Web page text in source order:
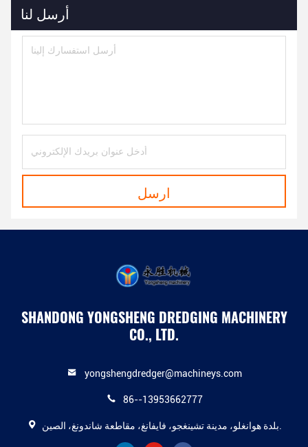
أرسل لنا
ارسل
SHANDONG YONGSHENG DREDGING MACHINERY
CO., LTD.
yongshengdredger@machineys.com
86--13953662777
بلدة هوانغلو، مدينة تشينغجو، فايفانغ، مقاطعة شاندونغ، الصين.